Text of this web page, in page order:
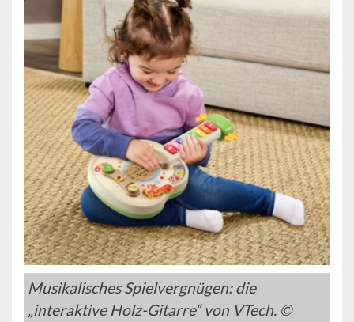
Musikalisches Spielvergnügen: die
„interaktive Holz-Gitarre“ von VTech. ©